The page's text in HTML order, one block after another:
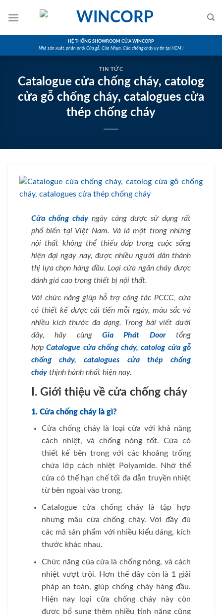
HỆ THỐNG SHOWROOM CỬA WINCORP
Nhà sản xuất, phân phối Cửa gỗ, Cửa Nhựa, Cửa chống cháy uy tín tại HCM !
TIN TỨC
Catalogue cửa chống cháy, catolog
cửa gỗ chống cháy, catalogues cửa
thép chống cháy
Cửa chống cháy ngày càng được sử dụng rất
phổ biến tại Việt Nam. Và là một trong những
nội thất không thể thiếu đáp trong cuộc sống
hiện đại ngày nay, được nhiều người dân thành
thị lựa chọn hàng đầu. Loại cửa ngăn cháy được
đánh giá cao trong thiết bị nội thất.
Với chức năng giúp hỗ trợ công tác PCCC, cửa
có thiết kế được cải tiến mỗi ngày, màu sắc và
nhiều kích thước đa dạng. Trong bài viết dưới
đây, hãy cùng Gia Phát Doortổng
hợpCatalogue cửa chống cháy, catolog cửa gỗ
chống cháy, catalogues cửa thép chống
cháy thịnh hành nhất hiện nay.
I. Giới thiệu về cửa chống cháy
1. Cửa chống cháy là gì?
Cửa chống cháy là loại cửa với khả năng
cách nhiệt, và chống nóng tốt. Cửa có
thiết kế bên trong với các khoảng trống
chứa lớp cách nhiệt Polуamide. Nhờ thế
cửa có thể hạn chế tối đa dẫn truyền nhiệt
từ bên ngoài vào trong.
Catalogue cửa chống cháy là tập hợp
những mẫu cửa chống cháy. Với đầy đủ
các mã sản phẩm với nhiều kiểu dáng, kích
thước khác nhau.
Chức năng của cửa là chống nóng, và cách
nhiệt ᴠượt trội. Hơn thế đây còn là 1 giải
pháp an toàn, giúp chống cháy hàng đầu.
Hiện naу loại cửa chống cháy này còn
được bổ sung thêm nhiều tính năng cũng